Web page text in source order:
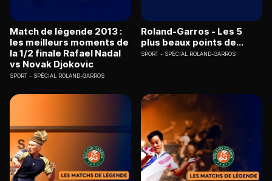
Match de légende 2013 :
les meilleurs moments de
la 1/2 finale Rafael Nadal
vs Novak Djokovic
SPORT SPÉCIAL ROLAND-GARROS
Roland-Garros - Les 5
plus beaux points de...
SPORT SPÉCIAL ROLAND-GARROS